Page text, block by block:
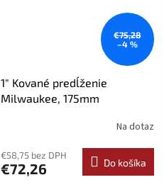
€75,28
–4 %
1" Kované predĺženie
Milwaukee, 175mm
Na dotaz
€58,75 bez DPH
€72,26 Do košíka